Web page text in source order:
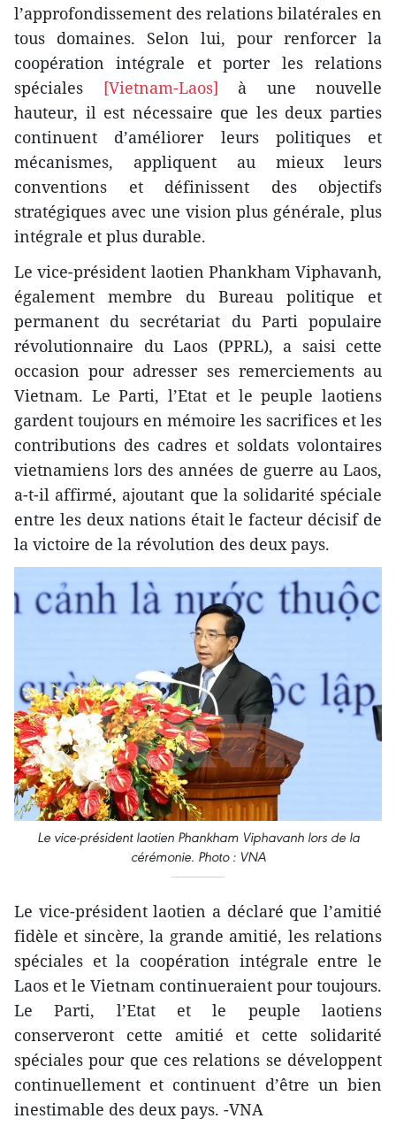
l’approfondissement des relations bilatérales en
tous domaines. Selon lui, pour renforcer la
coopération intégrale et porter les relations
spéciales [Vietnam-Laos] à une nouvelle
hauteur, il est nécessaire que les deux parties
continuent d’améliorer leurs politiques et
mécanismes, appliquent au mieux leurs
conventions et définissent des objectifs
stratégiques avec une vision plus générale, plus
intégrale et plus durable.
Le vice-président laotien Phankham Viphavanh,
également membre du Bureau politique et
permanent du secrétariat du Parti populaire
révolutionnaire du Laos (PPRL), a saisi cette
occasion pour adresser ses remerciements au
Vietnam. Le Parti, l’Etat et le peuple laotiens
gardent toujours en mémoire les sacrifices et les
contributions des cadres et soldats volontaires
vietnamiens lors des années de guerre au Laos,
a-t-il affirmé, ajoutant que la solidarité spéciale
entre les deux nations était le facteur décisif de
la victoire de la révolution des deux pays.
Le vice-président laotien Phankham Viphavanh lors de la
cérémonie. Photo : VNA
Le vice-président laotien a déclaré que l’amitié
fidèle et sincère, la grande amitié, les relations
spéciales et la coopération intégrale entre le
Laos et le Vietnam continueraient pour toujours.
Le Parti, l’Etat et le peuple laotiens
conserveront cette amitié et cette solidarité
spéciales pour que ces relations se développent
continuellement et continuent d’être un bien
inestimable des deux pays. -VNA